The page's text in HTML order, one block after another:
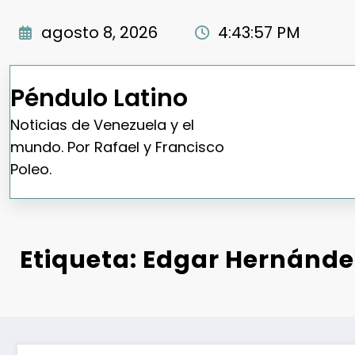
agosto 8, 2026 4:43:58 PM
Péndulo Latino
Noticias de Venezuela y el
mundo. Por Rafael y Francisco
Poleo.
Etiqueta: Edgar